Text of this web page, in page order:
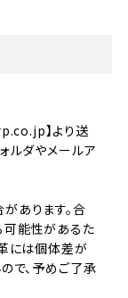
】より送
ルダやメールア
あります。合
能性があるた
には個体差が
で、予めご了承